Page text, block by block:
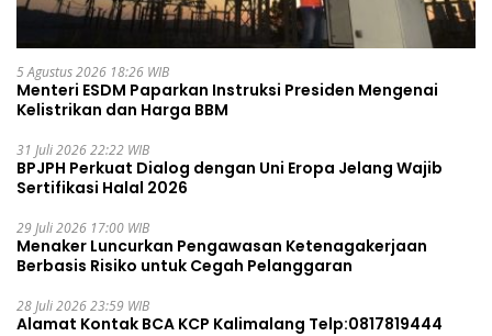
5 Agustus 2026 18:26 WIB
Menteri ESDM Paparkan Instruksi Presiden Mengenai
Kelistrikan dan Harga BBM
31 Juli 2026 22:22 WIB
BPJPH Perkuat Dialog dengan Uni Eropa Jelang Wajib
Sertifikasi Halal 2026
29 Juli 2026 17:00 WIB
Menaker Luncurkan Pengawasan Ketenagakerjaan
Berbasis Risiko untuk Cegah Pelanggaran
28 Juli 2026 23:59 WIB
Alamat Kontak BCA KCP Kalimalang Telp:0817819444